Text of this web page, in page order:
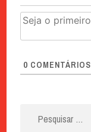
0 COMENTÁRIOS